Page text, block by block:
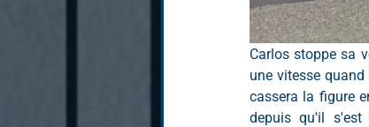
Carlos stoppe sa
une vitesse
cassera la figure
depuis qu'il s'est